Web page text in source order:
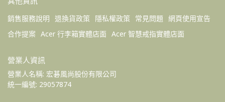
銷售服務說明 退換貨政策 隱私權政策 常見問題 網頁使用宣告
合作提案 Acer 行李箱實體店面 Acer 智慧戒指實體店面
營業人資訊
營業人名稱: 宏碁風尚股份有限公司
統一編號: 29057874